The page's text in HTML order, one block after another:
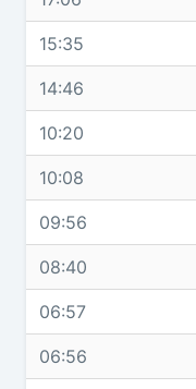
15:35
14:46
10:20
10:08
09:56
08:40
06:57
06:56